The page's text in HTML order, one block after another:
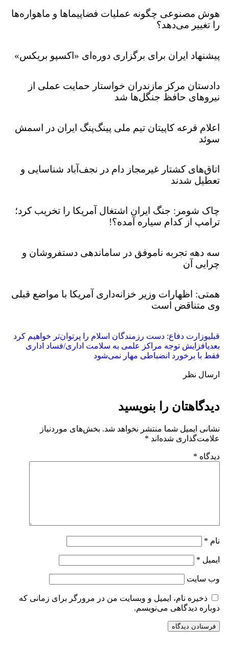
هوش مصنوعی چگونه عملیات فضاپیماها و ماهواره‌ها
را تغییر می‌دهد؟
پیشنهاد ایران برای برگزاری دوره‌ای «اکسپو بریکس»
دادستان مرکز مازندران خواستار حمایت عملی از
نیروهای حافظ جنگل‌ها شد
اعلام قرعه کاپیتان تیم ملی پینگ‌پنگ ایران در اسمش
سوئد
اتاق‌های کشتار غیرمجاز دام در نجف‌آباد شناسایی و
تعطیل شدند
چاک شومر: جنگ ایران اشتغال آمریکا را تخریب کرد؛
ترامپ از کدام سیاره آمده؟!
سه دهه تجربه ناموفق در ساماندهی دستفروشان و
چرایی آن
همتی: اظهارات وزیر خزانه‌داری آمریکا با مواضع قبلی
وی متناقض است
قبلیوزارت دفاع: دست رزمندگان اسلام را پرتوان‌تر خواهیم کرد
بعدیافزایش توجه مراکز علمی به سلامت اداری/فساد اداری
فقط با برخورد انضباطی مهار نمی‌شود
ارسال نظر
دیدگاهتان را بنویسید
نشانی ایمیل شما منتشر نخواهد شد. بخش‌های موردنیاز
علامت‌گذاری شده‌اند *
دیدگاه *
نام *
ایمیل *
وب‌ سایت
ذخیره نام، ایمیل و وبسایت من در مرورگر برای زمانی که
دوباره دیدگاهی می‌نویسم.